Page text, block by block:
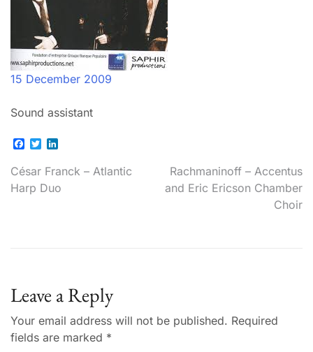
15 December 2009
Sound assistant
Facebook
Twitter
Post
navigation
César Franck – Atlantic
Harp Duo
Rachmaninoff – Accentus
and Eric Ericson Chamber
Choir
Leave a Reply
Your email address will not be published. Required
fields are marked *